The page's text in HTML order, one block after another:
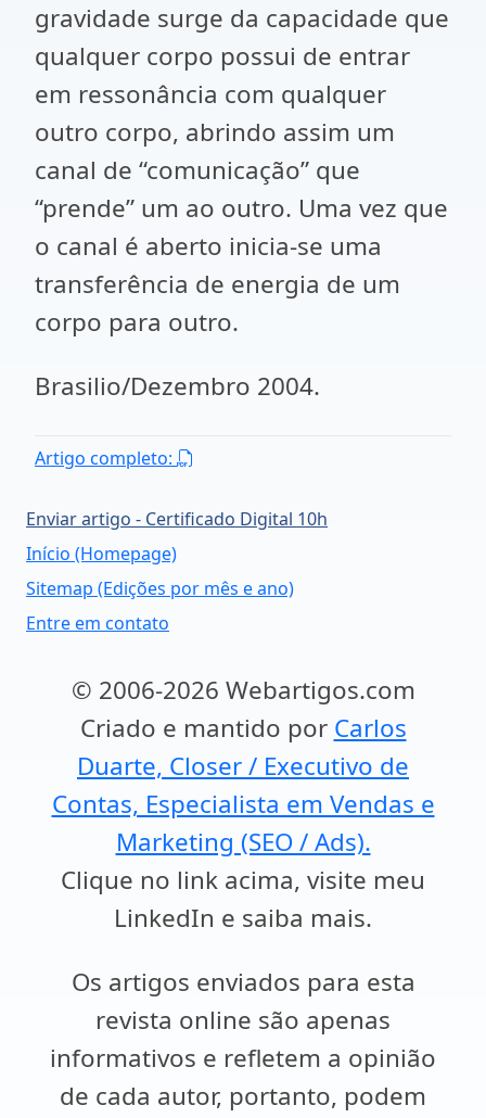
gravidade surge da capacidade que
qualquer corpo possui de entrar
em ressonância com qualquer
outro corpo, abrindo assim um
canal de “comunicação” que
“prende” um ao outro. Uma vez que
o canal é aberto inicia-se uma
transferência de energia de um
corpo para outro.
Brasilio/Dezembro 2004.
Artigo completo:
Enviar artigo - Certificado Digital 10h
Início (Homepage)
Sitemap (Edições por mês e ano)
Entre em contato
© 2006-2026 Webartigos.com
Criado e mantido por Carlos
Duarte, Closer / Executivo de
Contas, Especialista em Vendas e
Marketing (SEO / Ads).
Clique no link acima, visite meu
LinkedIn e saiba mais.
Os artigos enviados para esta
revista online são apenas
informativos e refletem a opinião
de cada autor, portanto, podem